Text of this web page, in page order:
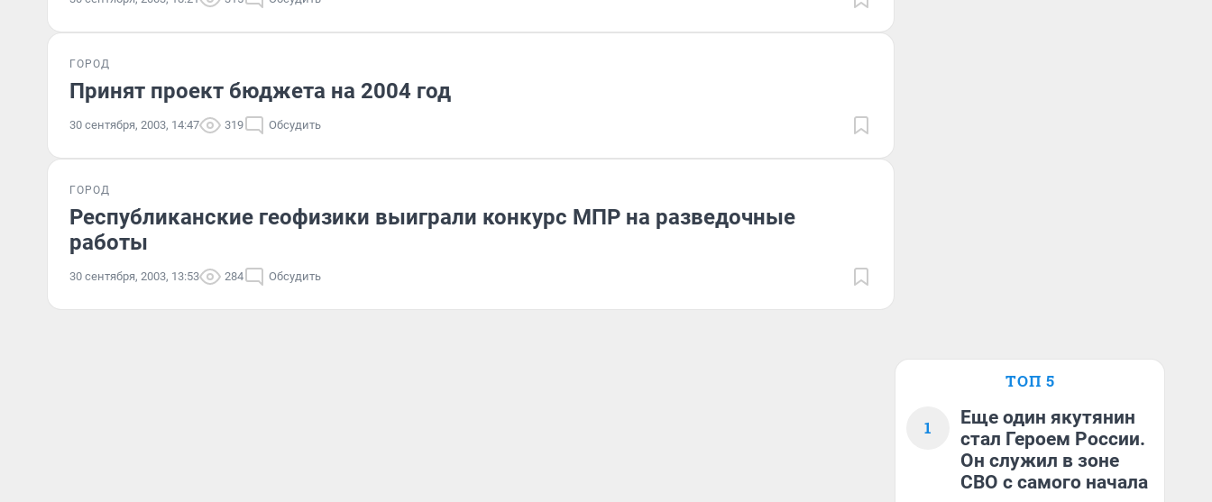
ГОРОД
Принят проект бюджета на 2004 год
30 сентября, 2003, 14:47 319 Обсудить
ГОРОД
Республиканские геофизики выиграли конкурс МПР на разведочные
работы
30 сентября, 2003, 13:53 284 Обсудить
ТОП 5
1
Еще один якутянин
стал Героем России.
Он служил в зоне
СВО с самого начала